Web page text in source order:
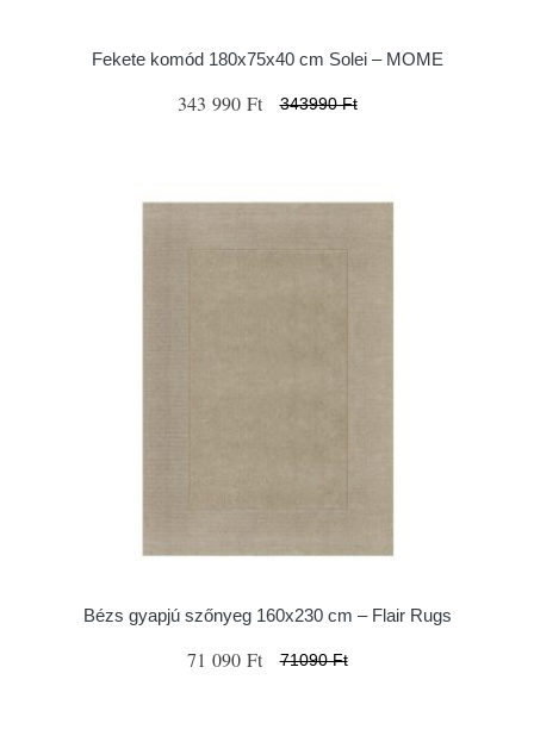
Fekete komód 180x75x40 cm Solei – MOME
343 990 Ft 343990 Ft
Bézs gyapjú szőnyeg 160x230 cm – Flair Rugs
71 090 Ft 71090 Ft